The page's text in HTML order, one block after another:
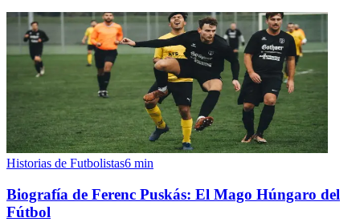
Historias de Futbolistas6 min
Biografía de Ferenc Puskás: El Mago Húngaro del
Fútbol